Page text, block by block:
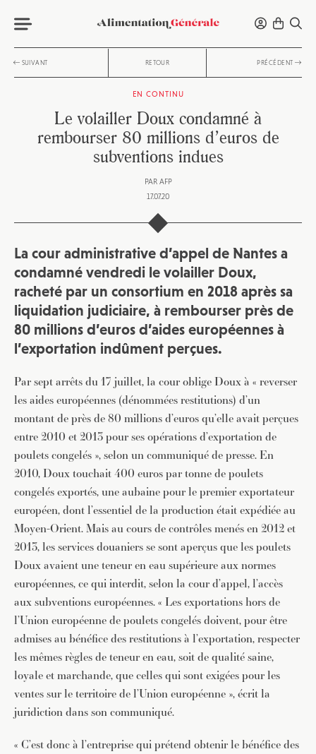
SUIVANT RETOUR PRÉCÉDENT
EN CONTINU
Le volailler Doux condamné à
rembourser 80 millions d’euros de
subventions indues
PAR AFP
17.07.20
La cour administrative d’appel de Nantes a
condamné vendredi le volailler Doux,
racheté par un consortium en 2018 après sa
liquidation judiciaire, à rembourser près de
80 millions d’euros d’aides européennes à
l’exportation indûment perçues.
Par sept arrêts du 17 juillet, la cour oblige Doux à « reverser
les aides européennes (dénommées restitutions) d’un
montant de près de 80 millions d’euros qu’elle avait perçues
entre 2010 et 2013 pour ses opérations d’exportation de
poulets congelés », selon un communiqué de presse. En
2010, Doux touchait 400 euros par tonne de poulets
congelés exportés, une aubaine pour le premier exportateur
européen, dont l’essentiel de la production était expédiée au
Moyen-Orient. Mais au cours de contrôles menés en 2012 et
2013, les services douaniers se sont aperçus que les poulets
Doux avaient une teneur en eau supérieure aux normes
européennes, ce qui interdit, selon la cour d’appel, l’accès
aux subventions européennes. « Les exportations hors de
l’Union européenne de poulets congelés doivent, pour être
admises au bénéfice des restitutions à l’exportation, respecter
les mêmes règles de teneur en eau, soit de qualité saine,
loyale et marchande, que celles qui sont exigées pour les
ventes sur le territoire de l’Union européenne », écrit la
juridiction dans son communiqué.
« C’est donc à l’entreprise qui prétend obtenir le bénéfice des